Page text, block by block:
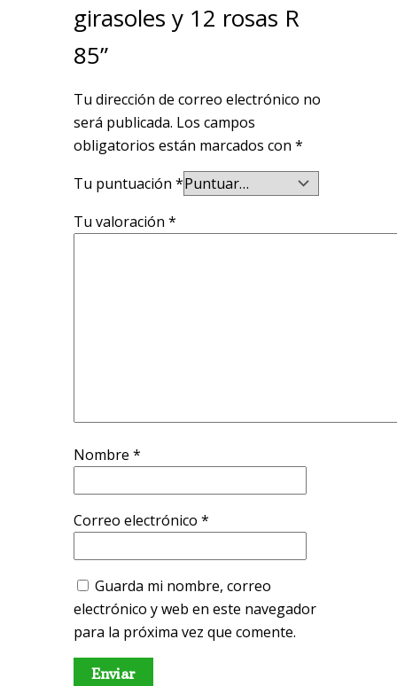
girasoles y 12 rosas R
85”
Tu dirección de correo electrónico no
será publicada. Los campos
obligatorios están marcados con *
Tu puntuación *
Tu valoración *
Nombre *
Correo electrónico *
Guarda mi nombre, correo
electrónico y web en este navegador
para la próxima vez que comente.